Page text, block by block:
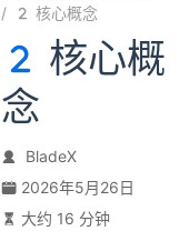
核心概念
核心概
念
BladeX
2026年5月26日
大约 16 分钟